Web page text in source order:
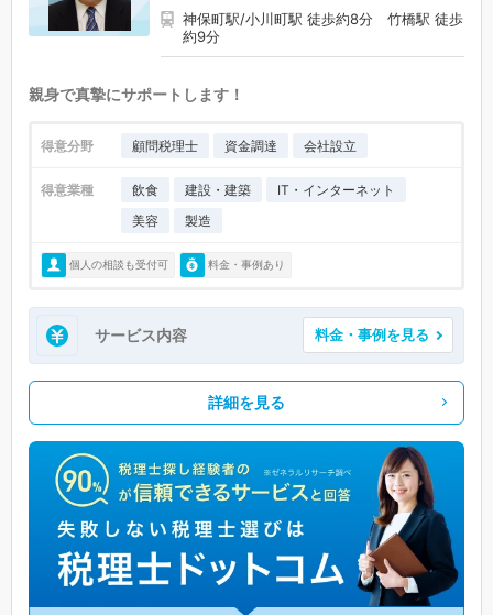
神保町駅/小川町駅 徒歩約8分 竹橋駅 徒歩
約9分
親身で真摯にサポートします！
得意分野 顧問税理士 資金調達 会社設立
得意業種 飲食 建設・建築
IT・インターネット
美容
製造
個人の相談も受付可 料金・事例あり
サービス内容 料金・事例を見る
詳細を見る